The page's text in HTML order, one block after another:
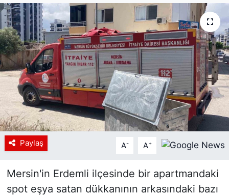
Paylaş A- A+
Mersin'in Erdemli ilçesinde bir apartmandaki
spot eşya satan dükkanının arkasındaki bazı
Siyaset
YEREL HABER
Haberde insan
Tanıtım